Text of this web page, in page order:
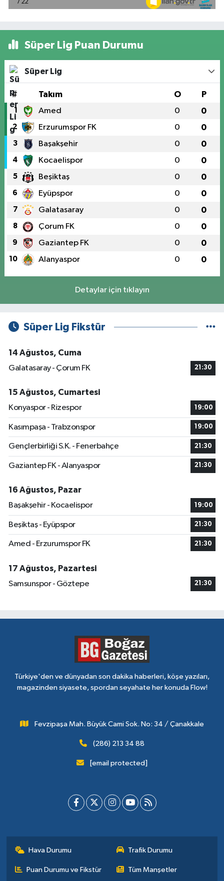
Süper Lig Puan Durumu
Süper Lig
# Takım O P
1 Amed 0 0
2 Erzurumspor FK 0 0
3 Başakşehir 0 0
4 Kocaelispor 0 0
5 Beşiktaş 0 0
6 Eyüpspor 0 0
7 Galatasaray 0 0
8 Çorum FK 0 0
9 Gaziantep FK 0 0
10 Alanyaspor 0 0
Detaylar için tıklayın
Süper Lig Fikstür
14 Ağustos, Cuma
Galatasaray - Çorum FK
21:30
15 Ağustos, Cumartesi
Konyaspor - Rizespor
19:00
Kasımpaşa - Trabzonspor 19:00
Gençlerbirliği S.K. - Fenerbahçe 21:30
Gaziantep FK - Alanyaspor 21:30
16 Ağustos, Pazar
Başakşehir - Kocaelispor
19:00
Beşiktaş - Eyüpspor 21:30
Amed - Erzurumspor FK 21:30
17 Ağustos, Pazartesi
Samsunspor - Göztepe
21:30
Türkiye'den ve dünyadan son dakika haberleri, köşe yazıları,
magazinden siyasete, spordan seyahate her konuda Flow!
Fevzipaşa Mah. Büyük Cami Sok. No: 34 / Çanakkale
(286) 213 34 88
[email protected]
Hava Durumu Trafik Durumu
Puan Durumu ve Fikstür Tüm Manşetler